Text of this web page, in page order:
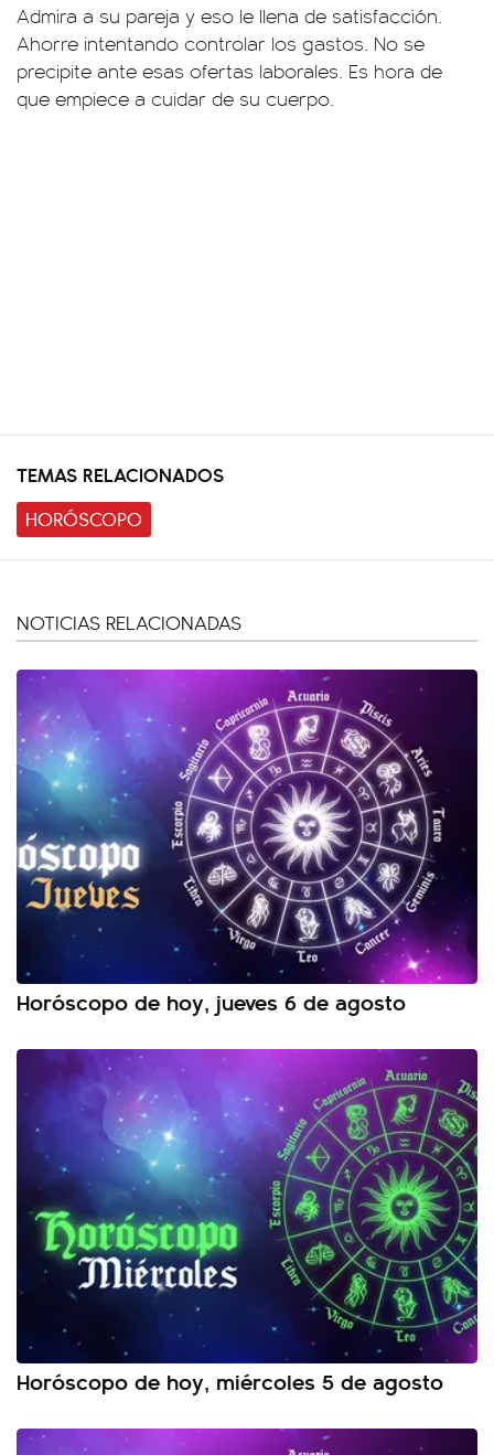
Admira a su pareja y eso le llena de satisfacción.
Ahorre intentando controlar los gastos. No se
precipite ante esas ofertas laborales. Es hora de
que empiece a cuidar de su cuerpo.
TEMAS RELACIONADOS
HORÓSCOPO
NOTICIAS RELACIONADAS
Horóscopo de hoy, jueves 6 de agosto
Horóscopo de hoy, miércoles 5 de agosto